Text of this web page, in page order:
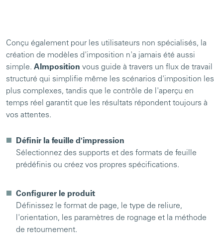
Conçu également pour les utilisateurs non spécialisés, la
création de modèles d'imposition n'a jamais été aussi
simple. AImposition vous guide à travers un flux de travail
structuré qui simplifie même les scénarios d'imposition les
plus complexes, tandis que le contrôle de l'aperçu en
temps réel garantit que les résultats répondent toujours à
vos attentes.
Définir la feuille d'impression
Sélectionnez des supports et des formats de feuille
prédéfinis ou créez vos propres spécifications.
Configurer le produit
Définissez le format de page, le type de reliure,
l'orientation, les paramètres de rognage et la méthode
de retournement.